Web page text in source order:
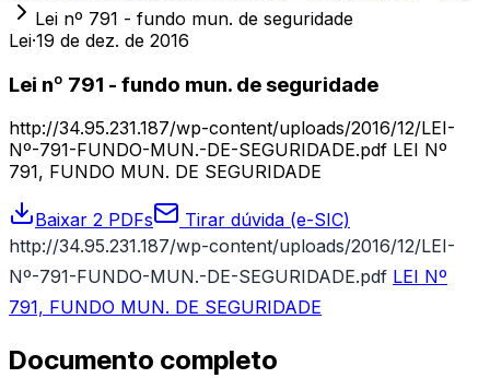
Lei nº 791 - fundo mun. de seguridade
Lei·19 de dez. de 2016
Lei nº 791 - fundo mun. de seguridade
http://34.95.231.187/wp-content/uploads/2016/12/LEI-
Nº-791-FUNDO-MUN.-DE-SEGURIDADE.pdf LEI Nº
791, FUNDO MUN. DE SEGURIDADE
Baixar 2 PDFs
Tirar dúvida (e-SIC)
http://34.95.231.187/wp-content/uploads/2016/12/LEI-
Nº-791-FUNDO-MUN.-DE-SEGURIDADE.pdf LEI Nº
791, FUNDO MUN. DE SEGURIDADE
Documento completo